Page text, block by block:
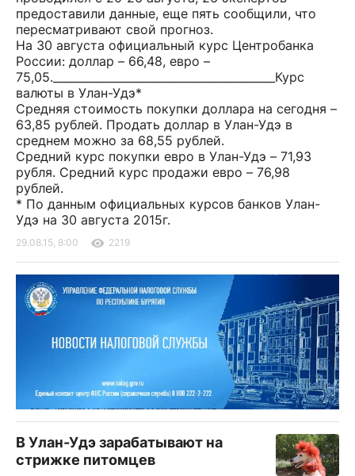
предоставили данные, еще пять сообщили, что
пересматривают свой прогноз.
На 30 августа официальный курс Центробанка
России: доллар – 66,48, евро –
75,05.________________________________________Курс
валюты в Улан-Удэ*
Средняя стоимость покупки доллара на сегодня –
63,85 рублей. Продать доллар в Улан-Удэ в
среднем можно за 68,55 рублей.
Средний курс покупки евро в Улан-Удэ – 71,93
рубля. Средний курс продажи евро – 76,98
рублей.
* По данным официальных курсов банков Улан-
Удэ на 30 августа 2015г.
29.08.15, 8:00 2219
В Улан-Удэ зарабатывают на
стрижке питомцев